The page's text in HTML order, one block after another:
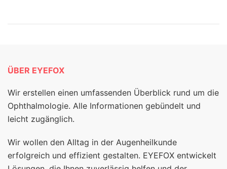
ÜBER EYEFOX
Wir erstellen einen umfassenden Überblick rund um die
Ophthalmologie. Alle Informationen gebündelt und
leicht zugänglich.
Wir wollen den Alltag in der Augenheilkunde
erfolgreich und effizient gestalten. EYEFOX entwickelt